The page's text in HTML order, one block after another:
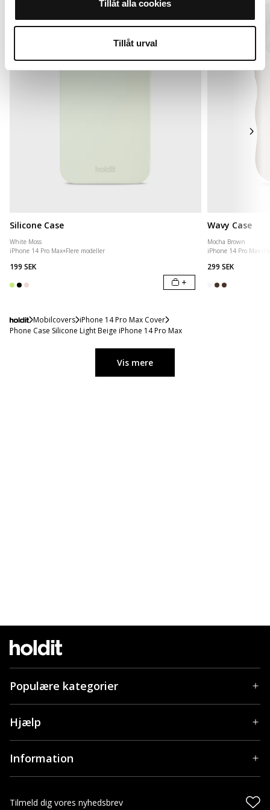
Tillåt alla cookies
Tillåt urval
Silicone Case
White Moss
iPhone 14 Pro Max+Flere modeller
199 SEK
+
Wavy Case
Mocha Brown
iPhone 14 Pro Max
299 SEK
Mobilcovers iPhone 14 Pro Max Cover
Phone Case Silicone Light Beige iPhone 14 Pro Max
Vis mere
Populære kategorier
Hjælp
Information
Tilmeld dig vores nyhedsbrev